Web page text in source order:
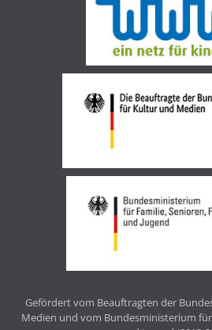
Gefördert vom Beauftragten der
Medien und vom Bundesministerium